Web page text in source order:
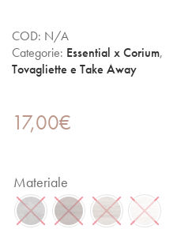
COD: N/A
Categorie: Essential x Corium,
Tovagliette e Take Away
17,00€
Materiale